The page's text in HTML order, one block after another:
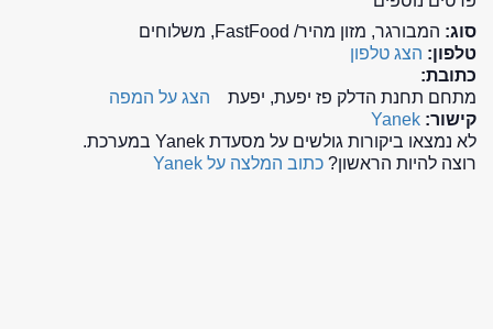
סוג: המבורגר, מזון מהיר/ FastFood, משלוחים
טלפון: הצג טלפון
כתובת:
מתחם תחנת הדלק פז יפעת, יפעת
הצג על המפה
קישור: Yanek
לא נמצאו ביקורות גולשים על מסעדת Yanek במערכת.
רוצה להיות הראשון? כתוב המלצה על Yanek